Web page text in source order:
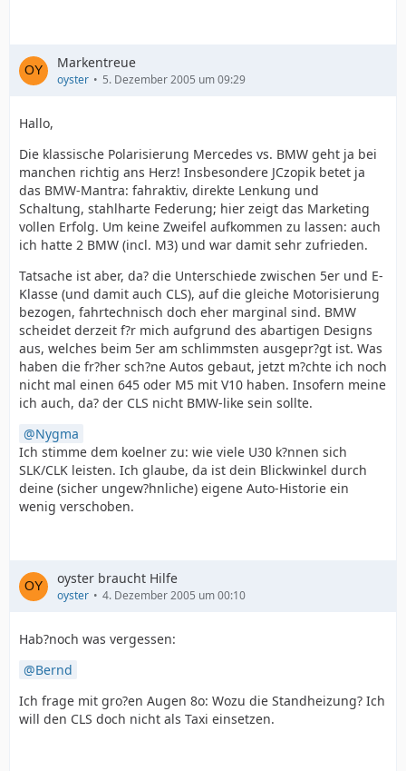
Markentreue
oyster 5. Dezember 2005 um 09:29
Hallo,
Die klassische Polarisierung Mercedes vs. BMW geht ja bei
manchen richtig ans Herz! Insbesondere JCzopik betet ja
das BMW-Mantra: fahraktiv, direkte Lenkung und
Schaltung, stahlharte Federung; hier zeigt das Marketing
vollen Erfolg. Um keine Zweifel aufkommen zu lassen: auch
ich hatte 2 BMW (incl. M3) und war damit sehr zufrieden.
Tatsache ist aber, da? die Unterschiede zwischen 5er und E-
Klasse (und damit auch CLS), auf die gleiche Motorisierung
bezogen, fahrtechnisch doch eher marginal sind. BMW
scheidet derzeit f?r mich aufgrund des abartigen Designs
aus, welches beim 5er am schlimmsten ausgepr?gt ist. Was
haben die fr?her sch?ne Autos gebaut, jetzt m?chte ich noch
nicht mal einen 645 oder M5 mit V10 haben. Insofern meine
ich auch, da? der CLS nicht BMW-like sein sollte.
Nygma
Ich stimme dem koelner zu: wie viele U30 k?nnen sich
SLK/CLK leisten. Ich glaube, da ist dein Blickwinkel durch
deine (sicher ungew?hnliche) eigene Auto-Historie ein
wenig verschoben.
oyster braucht Hilfe
oyster 4. Dezember 2005 um 00:10
Hab?noch was vergessen:
Bernd
Ich frage mit gro?en Augen 8o: Wozu die Standheizung? Ich
will den CLS doch nicht als Taxi einsetzen.